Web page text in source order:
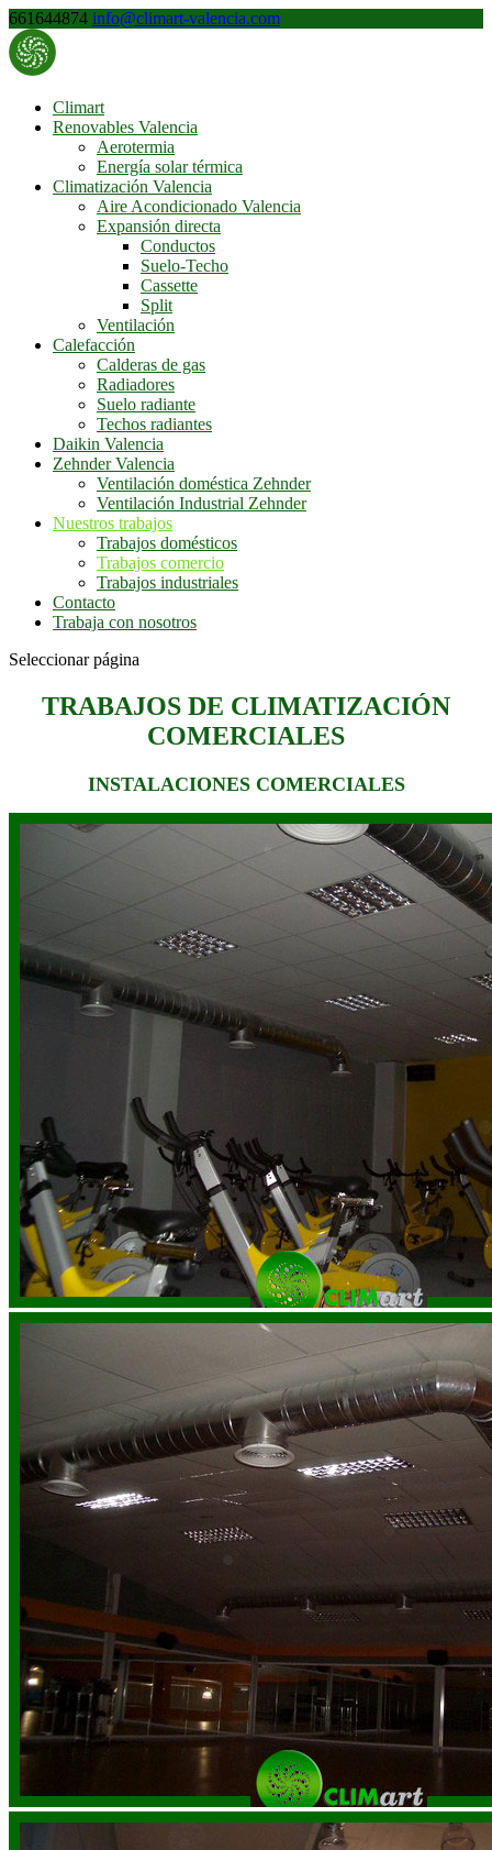
661644874 info@climart-valencia.com
Climart
Renovables Valencia
Aerotermia
Energía solar térmica
Climatización Valencia
Aire Acondicionado Valencia
Expansión directa
Conductos
Suelo-Techo
Cassette
Split
Ventilación
Calefacción
Calderas de gas
Radiadores
Suelo radiante
Techos radiantes
Daikin Valencia
Zehnder Valencia
Ventilación doméstica Zehnder
Ventilación Industrial Zehnder
Nuestros trabajos
Trabajos domésticos
Trabajos comercio
Trabajos industriales
Contacto
Trabaja con nosotros
Seleccionar página
TRABAJOS DE CLIMATIZACIÓN
COMERCIALES
INSTALACIONES COMERCIALES